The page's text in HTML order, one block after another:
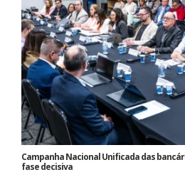
Campanha Nacional Unificada das
fase decisiva